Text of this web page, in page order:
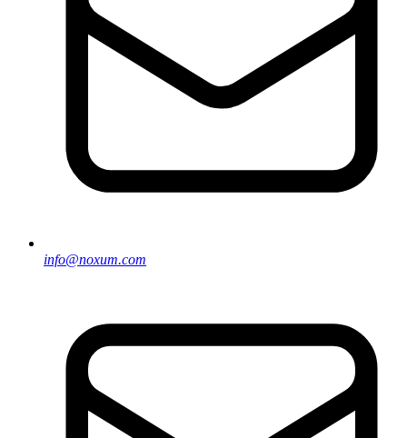
info@noxum.com